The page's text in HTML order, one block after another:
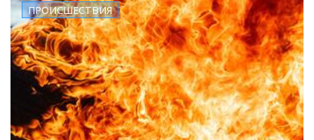
ПРОИСШЕСТВИЯ